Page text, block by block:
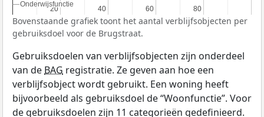
20
20 40
40 60
60 80
80
Onderwijsfunctie
Onderwijsfunctie
Bovenstaande grafiek toont het aantal verblijfsobjecten per
gebruiksdoel voor de Brugstraat.
Gebruiksdoelen van verblijfsobjecten zijn onderdeel
van de BAG registratie. Ze geven aan hoe een
verblijfsobject wordt gebruikt. Een woning heeft
bijvoorbeeld als gebruiksdoel de “Woonfunctie”. Voor
de gebruiksdoelen zijn 11 categorieën gedefinieerd.